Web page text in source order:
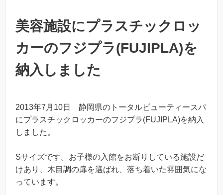
美容施設にプラスチックロッ
カーのフジプラ(FUJIPLA)を
納入しました
2013年7月10日 静岡県のトータルビューティースパ
にプラスチックロッカーのフジプラ(FUJIPLA)を納入
しました。
Sサイズです。お子様の入館をお断りしている施設だ
けあり、木目調の扉を選ばれ、落ち着いた雰囲気にな
っています。